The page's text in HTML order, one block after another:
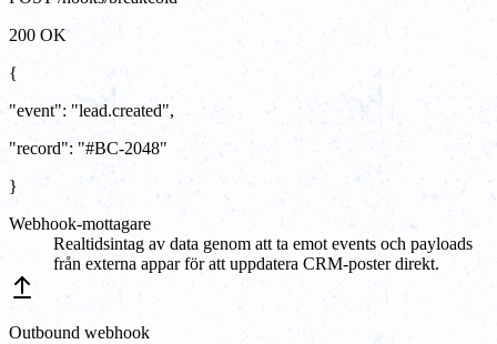
200 OK
{
"event": "lead.created",
"record": "#BC-2048"
}
Webhook-mottagare
Realtidsintag av data genom att ta emot events och payloads
från externa appar för att uppdatera CRM-poster direkt.
Outbound webhook